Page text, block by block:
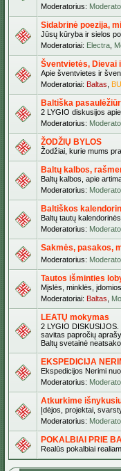
Moderatorius:
Sidabrinė poezija,
Jūsų kūryba ir sielos
Moderatoriai: Electra
Šventvietės, Dievai
Apie šventvietes ir
Moderatoriai: Baltas
Baltiška
2 LYGIO diskusijos
Moderatorius:
ŽODŽIŲ BYLOS
Žodžiai, kurie mums
Baltų kalbos,
Baltų kalbos, apie
Moderatorius:
Baltiškos
Baltų tautų
Moderatorius:
Sakmės, pasakos,
Moderatorius:
Tautos išminties
Mįslės, minklės,
Moderatoriai: Baltas
LEATŲ mokymas
2 LYGIO
savitas papročių
Baltų svetainė
EKSPEDICIJA
Ekspedicijos Nerimi
Moderatorius:
Atkurkime
Įdėjos, projektai,
Moderatorius:
POKALBIAI PRIE
Realūs pokalbiai